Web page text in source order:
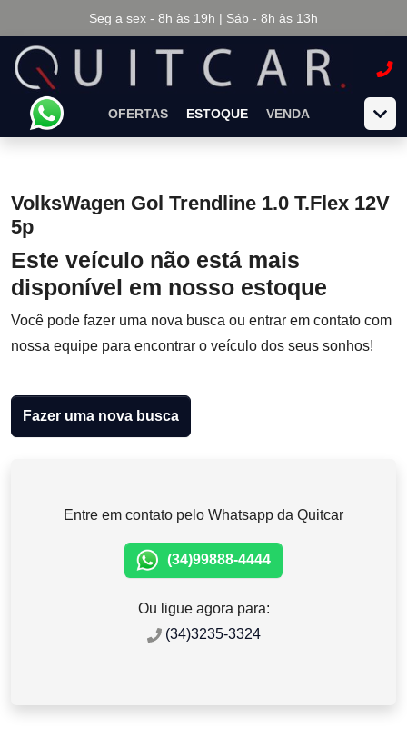
Seg a sex - 8h às 19h | Sáb - 8h às 13h
OFERTAS ESTOQUE VENDA
VolksWagen Gol Trendline 1.0 T.Flex 12V
5p
Este veículo não está mais
disponível em nosso estoque
Você pode fazer uma nova busca ou entrar em contato com
nossa equipe para encontrar o veículo dos seus sonhos!
Fazer uma nova busca
Entre em contato pelo Whatsapp da Quitcar
(34)99888-4444
Ou ligue agora para:
(34)3235-3324